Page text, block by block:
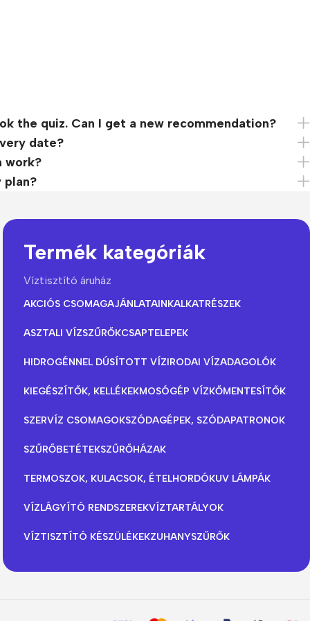
the quiz. Can I get a new recommendation?
date?
work?
plan?
Termék kategóriák
Víztisztító áruház
AKCIÓS CSOMAGAJÁNLATAINKALKATRÉSZEK
ASZTALI VÍZSZŰRŐKCSAPTELEPEK
HIDROGÉNNEL DÚSÍTOTT VÍZIRODAI VÍZADAGOLÓK
KIEGÉSZÍTŐK, KELLÉKEKMOSÓGÉP VÍZKŐMENTESÍTŐK
SZERVÍZ CSOMAGOKSZÓDAGÉPEK, SZÓDAPATRONOK
SZŰRŐBETÉTEKSZŰRŐHÁZAK
TERMOSZOK, KULACSOK, ÉTELHORDÓKUV LÁMPÁK
VÍZLÁGYÍTÓ RENDSZEREKVÍZTARTÁLYOK
VÍZTISZTÍTÓ KÉSZÜLÉKEKZUHANYSZŰRŐK